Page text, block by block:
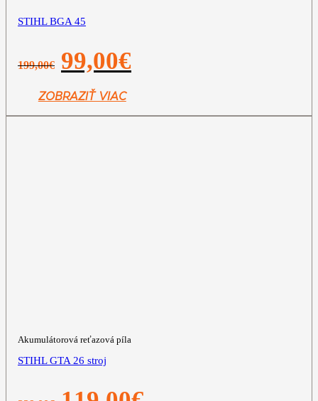
STIHL BGA 45
199,00€
Pôvodná
cena
199,00€.
99,00€
ZOBRAZIŤ VIAC
Akumulátorová reťazová píla
STIHL GTA 26 stroj
Pôvodná